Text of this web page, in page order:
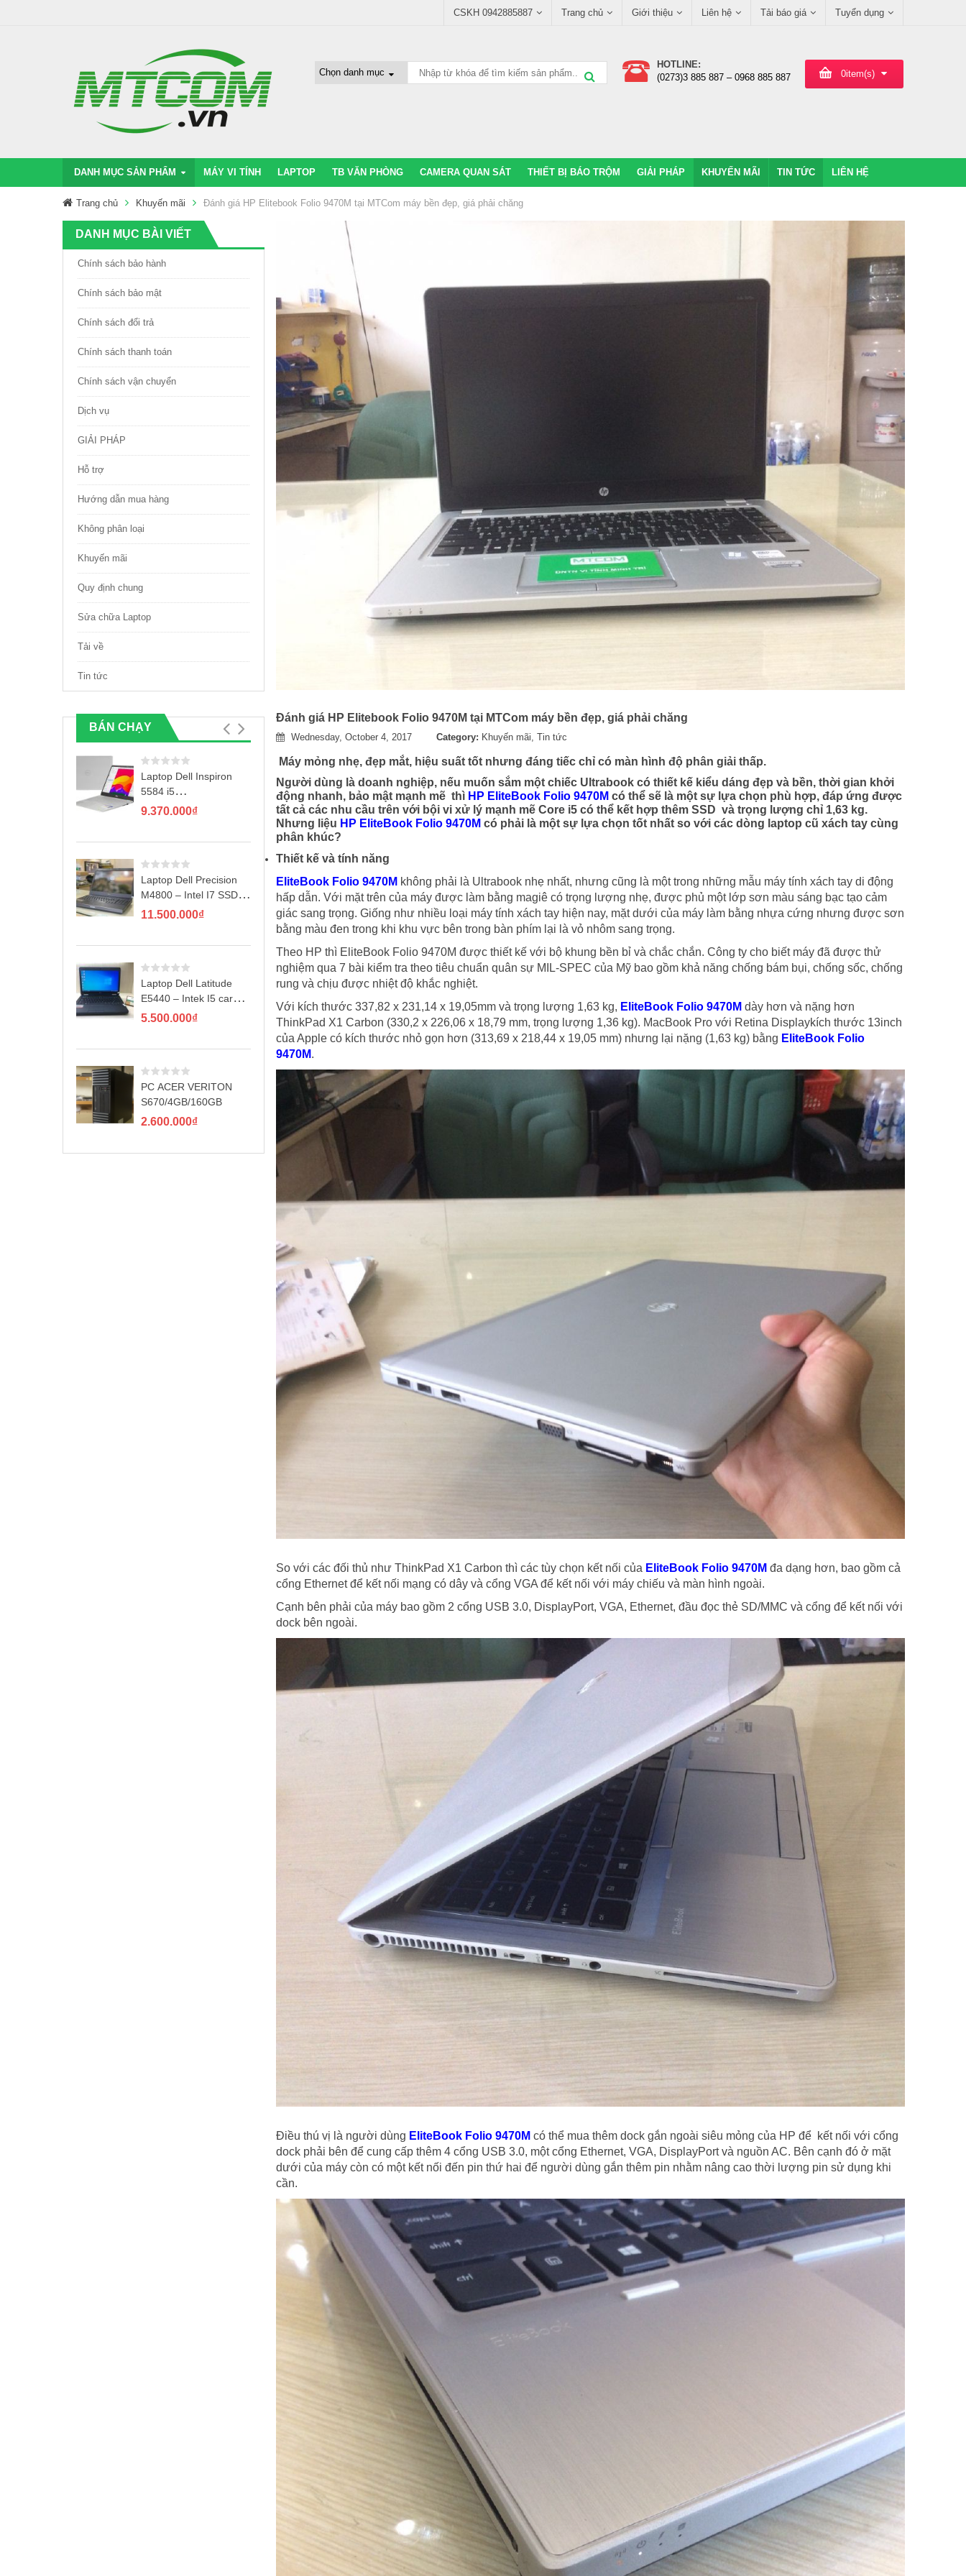
CSKH 0942885887 Trang chủ Giới thiệu Liên hệ Tải báo giá Tuyển dụng
0item(s)
HOTLINE:
(0273)3 885 887 – 0968 885 887
DANH MỤC SẢN PHẨM MÁY VI TÍNH LAPTOP TB VĂN PHÒNG CAMERA QUAN SÁT THIẾT BỊ BÁO TRỘM GIẢI PHÁP KHUYẾN MÃI TIN TỨC LIÊN HỆ
Trang chủ Khuyến mãi Đánh giá HP Elitebook Folio 9470M tại MTCom máy bền đẹp, giá phải chăng
DANH MỤC BÀI VIẾT
Chính sách bảo hành
Chính sách bảo mật
Chính sách đổi trả
Chính sách thanh toán
Chính sách vận chuyển
Dịch vụ
GIẢI PHÁP
Hỗ trợ
Hướng dẫn mua hàng
Không phân loại
Khuyến mãi
Quy định chung
Sửa chữa Laptop
Tải về
Tin tức
BÁN CHẠY
Laptop Dell Inspiron
5584 i5
8265U/4GB/1TB/2GB
9.370.000₫
Laptop Dell Precision
M4800 – Intel I7 SSD
256GB
11.500.000₫
Laptop Dell Latitude
E5440 – Intek I5 card
rời GT720M
5.500.000₫
PC ACER VERITON
S670/4GB/160GB
2.600.000₫
Đánh giá HP Elitebook Folio 9470M tại MTCom máy bền đẹp, giá phải chăng
Wednesday, October 4, 2017 Category: Khuyến mãi Tin tức
Máy mỏng nhẹ, đẹp mắt, hiệu suất tốt nhưng đáng tiếc chỉ có màn hình độ phân giải thấp.
Người dùng là doanh nghiệp, nếu muốn sắm một chiếc Ultrabook có thiết kế kiểu dáng đẹp và bền, thời gian khởi
động nhanh, bảo mật mạnh mẽ thì HP EliteBook Folio 9470M có thể sẽ là một sự lựa chọn phù hợp, đáp ứng được
tất cả các nhu cầu trên với bội vi xử lý mạnh mẽ Core i5 có thể kết hợp thêm SSD và trọng lượng chỉ 1,63 kg.
Nhưng liệu HP EliteBook Folio 9470M có phải là một sự lựa chọn tốt nhất so với các dòng laptop cũ xách tay cùng
phân khúc?
Thiết kế và tính năng
EliteBook Folio 9470M không phải là Ultrabook nhẹ nhất, nhưng cũng là một trong những mẫu máy tính xách tay di động
hấp dẫn. Với mặt trên của máy được làm bằng magiê có trọng lượng nhẹ, được phủ một lớp sơn màu sáng bạc tạo cảm
giác sang trọng. Giống như nhiều loại máy tính xách tay hiện nay, mặt dưới của máy làm bằng nhựa cứng nhưng được sơn
bằng màu đen trong khi khu vực bên trong bàn phím lại là vỏ nhôm sang trọng.
Theo HP thì EliteBook Folio 9470M được thiết kế với bộ khung bền bỉ và chắc chắn. Công ty cho biết máy đã được thử
nghiệm qua 7 bài kiểm tra theo tiêu chuẩn quân sự MIL-SPEC của Mỹ bao gồm khả năng chống bám bụi, chống sốc, chống
rung và chịu được nhiệt độ khắc nghiệt.
Với kích thước 337,82 x 231,14 x 19,05mm và trọng lượng 1,63 kg, EliteBook Folio 9470M dày hơn và nặng hơn
ThinkPad X1 Carbon (330,2 x 226,06 x 18,79 mm, trọng lượng 1,36 kg). MacBook Pro với Retina Displaykích thước 13inch
của Apple có kích thước nhỏ gọn hơn (313,69 x 218,44 x 19,05 mm) nhưng lại nặng (1,63 kg) bằng EliteBook Folio
9470M.
So với các đối thủ như ThinkPad X1 Carbon thì các tùy chọn kết nối của EliteBook Folio 9470M đa dạng hơn, bao gồm cả
cổng Ethernet để kết nối mạng có dây và cổng VGA để kết nối với máy chiếu và màn hình ngoài.
Cạnh bên phải của máy bao gồm 2 cổng USB 3.0, DisplayPort, VGA, Ethernet, đầu đọc thẻ SD/MMC và cổng để kết nối với
dock bên ngoài.
Điều thú vị là người dùng EliteBook Folio 9470M có thể mua thêm dock gắn ngoài siêu mỏng của HP để kết nối với cổng
dock phải bên để cung cấp thêm 4 cổng USB 3.0, một cổng Ethernet, VGA, DisplayPort và nguồn AC. Bên cạnh đó ở mặt
dưới của máy còn có một kết nối đến pin thứ hai để người dùng gắn thêm pin nhằm nâng cao thời lượng pin sử dụng khi
cần.